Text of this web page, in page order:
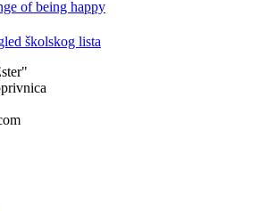
of being happy
školskog lista